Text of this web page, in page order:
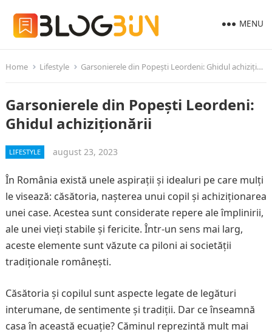
MENU
Home Lifestyle Garsonierele din Popești Leordeni: Ghidul achiziționării
Garsonierele din Popești Leordeni:
Ghidul achiziționării
LIFESTYLE august 23, 2023
În România există unele aspirații și idealuri pe care mulți
le visează: căsătoria, nașterea unui copil și achiziționarea
unei case. Acestea sunt considerate repere ale împlinirii,
ale unei vieți stabile și fericite. Într-un sens mai larg,
aceste elemente sunt văzute ca piloni ai societății
tradiționale românești.
Căsătoria și copilul sunt aspecte legate de legături
interumane, de sentimente și tradiții. Dar ce înseamnă
casa în această ecuație? Căminul reprezintă mult mai